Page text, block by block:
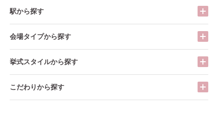
駅から探す
会場タイプから探す
挙式スタイルから探す
こだわりから探す